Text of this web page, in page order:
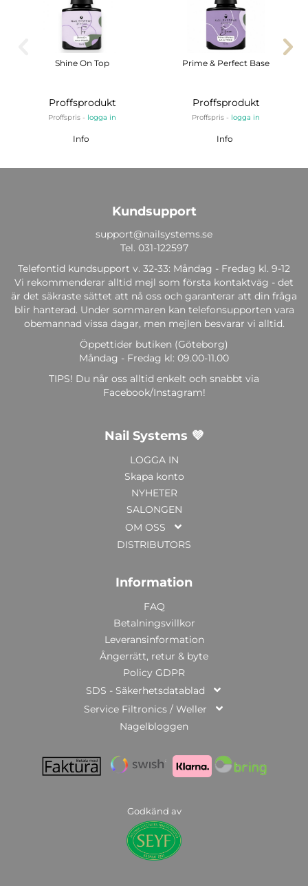
Shine On Top
Proffsprodukt
Proffspris - logga in
Info
Prime & Perfect Base
Proffsprodukt
Proffspris - logga in
Info
Kundsupport
support@nailsystems.se
Tel. 031-122597
Telefontid kundsupport v. 32-33: Måndag - Fredag kl. 9-12
Vi rekommenderar alltid mejl som första kontaktväg - det
är det säkraste sättet att nå oss och garanterar att din fråga
blir hanterad. Under sommaren kan telefonsupporten vara
obemannad vissa dagar, men mejlen besvarar vi alltid.
Öppettider butiken (Göteborg)
Måndag - Fredag kl: 09.00-11.00
TIPS! Du når oss alltid enkelt och snabbt via
Facebook/Instagram!
Nail Systems 💜
LOGGA IN
Skapa konto
NYHETER
SALONGEN
OM OSS
DISTRIBUTORS
Information
FAQ
Betalningsvillkor
Leveransinformation
Ångerrätt, retur & byte
Policy GDPR
SDS - Säkerhetsdatablad
Service Filtronics / Weller
Nagelbloggen
Godkänd av